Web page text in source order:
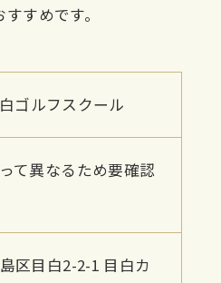
すめです。
ゴルフスクール
て異なるため要確認
区目白2-2-1 目白カ